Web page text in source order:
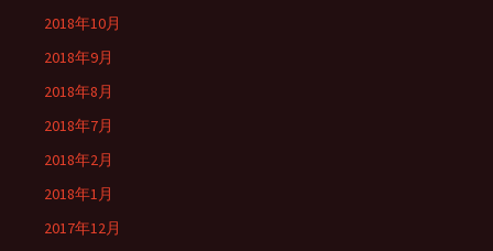
2018年10月
2018年9月
2018年8月
2018年7月
2018年2月
2018年1月
2017年12月